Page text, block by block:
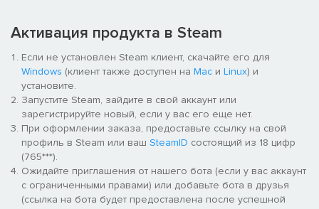
ОСВОЙТЕ СВИРЕПЫЕ СТРАТЕГИЧЕСКИЕ БИТВЫ
В The Callisto Protocol нужно освоить и рукопашные битвы, и
стрельбу, в том числе из уникального гравитационного
оружия, использовавшегося охраной «Чёрной жести» (Black
Iron) для контроля над заключёнными. Игрокам придётся
вплотную приближаться ко гротескным соперникам, отрубать
им конечности, отстреливать ноги и использовать всё, что
есть под рукой, дабы выжить в каждой смертельной схватке.
ПОЧУВСТВУЙТЕ ИЗОЛИРОВАННОСТЬ МЁРТВОЙ ЛУНЫ
Активация продукта в Steam
Если не установлен Steam клиент, скачайте его для
Windows (клиент также доступен на Mac и Linux) и
установите.
Запустите Steam, зайдите в свой аккаунт или
зарегистрируйте новый, если у вас его еще нет.
При оформлении заказа, предоставьте ссылку на свой
профиль в Steam или ваш SteamID состоящий из 18 цифр
(765***).
Ожидайте приглашения от нашего бота (если у вас аккаунт
с ограниченными правами) или добавьте бота в друзья
(ссылка на бота будет предоставлена после успешной